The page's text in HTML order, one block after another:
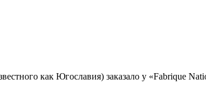
как Югославия) заказало у «Fabrique